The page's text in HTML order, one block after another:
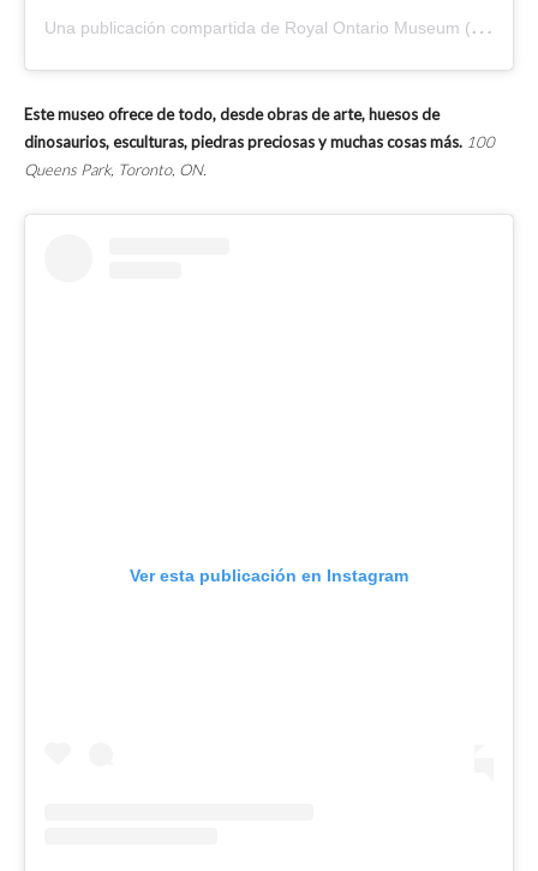
U
na publicación compartida de Royal Ontario Museum (@romtoronto)
Este museo ofrece de todo, desde obras de arte, huesos de
dinosaurios, esculturas, piedras preciosas y muchas cosas más. 100
Queens Park, Toronto, ON.
Ver esta publicación en Instagram